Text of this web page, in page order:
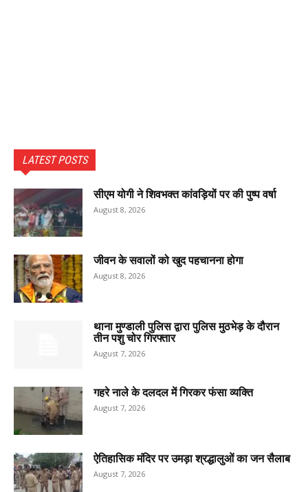
LATEST POSTS
सीएम योगी ने शिवभक्त कांवड़ियों पर की पुष्प वर्षा
August 8, 2026
जीवन के सवालों को खुद पहचानना होगा
August 8, 2026
थाना मुण्डाली पुलिस द्वारा पुलिस मुठभेड़ के दौरान
तीन पशु चोर गिरफ्तार
August 7, 2026
गहरे नाले के दलदल में गिरकर फंसा व्यक्ति
August 7, 2026
ऐतिहासिक मंदिर पर उमड़ा श्रद्धालुओं का जन सैलाब
August 7, 2026